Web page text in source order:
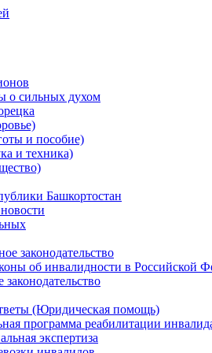
о сильных духом
и пособие)
и техника)
Башкортостан
законодательство
об инвалидности в Российской
законодательство
(Юридическая помощь)
программа реабилитации
экспертиза